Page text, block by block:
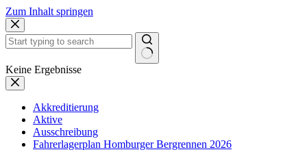
Zum Inhalt springen
Keine Ergebnisse
Akkreditierung
Aktive
Ausschreibung
Fahrerlagerplan Homburger Bergrennen 2026